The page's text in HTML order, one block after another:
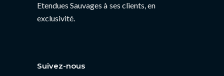
Etendues Sauvages à ses clients, en
exclusivité.
Suivez-nous